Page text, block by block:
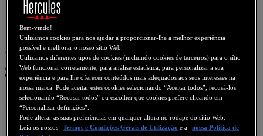
Altifalantes DJ
Legado
Webcams
Sign in
3D Prophet III Ti 200
Bem-vindo!
Utilizamos cookies para nos ajudar a proporcionar-lhe a melhor experiência
possível e melhorar o nosso sítio Web.
Utilizamos diferentes tipos de cookies (incluindo cookies de terceiros) para o sítio
Web funcionar corretamente, para análise estatística, para personalizar a sua
experiência e para lhe oferecer conteúdos mais adequados aos seus interesses na
nossa marca. Pode aceitar estes cookies selecionando “Aceitar todos”, recusá-los
selecionando “Recusar todos” ou escolher que cookies prefere clicando em
“Personalizar definições”.
Pode alterar as suas preferências em qualquer altura no rodapé do sítio Web.
Leia os nossos
Termos e Condições Gerais de Utilização e a
nossa Política de